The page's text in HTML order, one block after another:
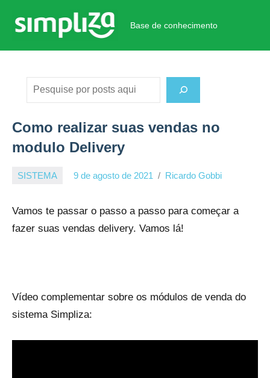
para
de
conhecimento
Base de conhecimento
Pesquisar
Como realizar suas vendas no
modulo Delivery
SISTEMA 9 de agosto de 2021 Ricardo Gobbi
Vamos te passar o passo a passo para começar a
fazer suas vendas delivery. Vamos lá!
Vídeo complementar sobre os módulos de venda do
sistema Simpliza: